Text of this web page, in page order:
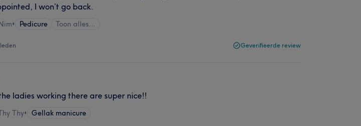
I won’t go back.
• Pedicure Toon alles…
Geverifieerde review
ladies working there are super nice!!
Thy• Gellak manicure